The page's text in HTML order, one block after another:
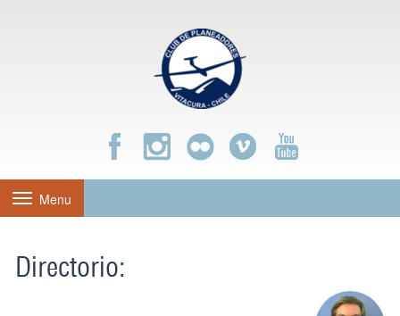
Toggle
navigation
Menu
Directorio: